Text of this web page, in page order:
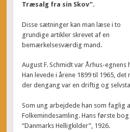
Træsalg fra sin Skov”.
Disse sætninger kan man læse i to
grundige artikler skrevet af en
bemærkelsesværdig mand.
August F. Schmidt var Århus-
Han levede i årene 1899 til 1965,
der dengang var en driftig og
Som ung arbejdede han som faglig
Folkemindesamling. Hans første
“Danmarks Helligkilder”, 1926.